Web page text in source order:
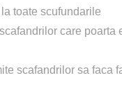
toate scufundarile
care poarta
scafandrilor sa faca